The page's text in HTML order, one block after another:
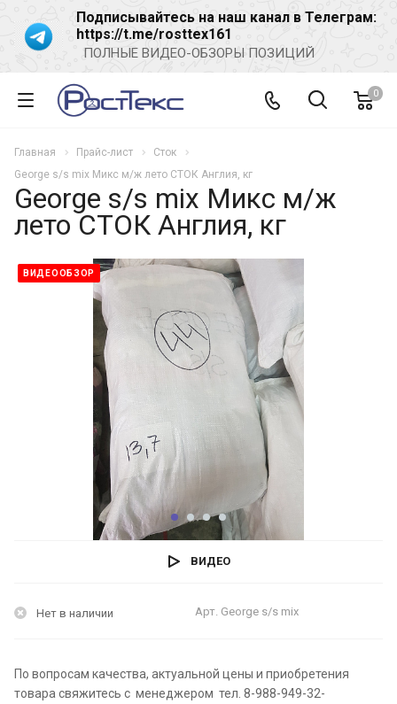
Подписывайтесь на наш канал в Телеграм:
https://t.me/rosttex161
ПОЛНЫЕ ВИДЕО-ОБЗОРЫ ПОЗИЦИЙ
0
Главная Прайс-лист
Сток
George s/s mix Микс м/ж лето СТОК Англия, кг
George s/s mix Микс м/ж
лето СТОК Англия, кг
ВИДЕООБЗОР
ВИДЕО
Нет в наличии Арт. George s/s mix
По вопросам качества, актуальной цены и приобретения
товара свяжитесь с менеджером тел. 8-988-949-32-